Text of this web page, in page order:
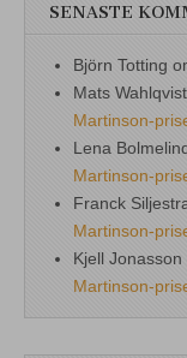
SENASTE
Björn Totting
Mats Wahlqvist
Martinson-
Lena
Martinson-
Franck
Martinson-
Kjell Jonasson
Martinson-